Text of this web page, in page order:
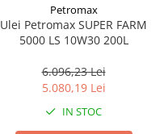
Petromax
Ulei Petromax SUPER FARM
5000 LS 10W30 200L
6.096,23 Lei
5.080,19 Lei
IN STOC